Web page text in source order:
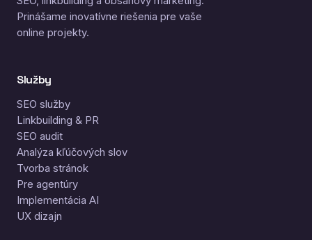
Prinášame inovatívne riešenia pre vaše
online projekty.
Služby
SEO služby
Linkbuilding & PR
SEO audit
Analýza kľúčových slov
Tvorba stránok
Pre agentúry
Implementácia AI
UX dizajn